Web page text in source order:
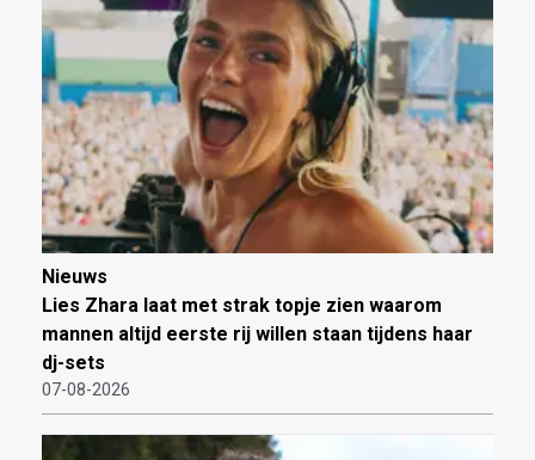
Nieuws
Lies Zhara laat met strak topje zien waarom
mannen altijd eerste rij willen staan tijdens haar
dj-sets
07-08-2026